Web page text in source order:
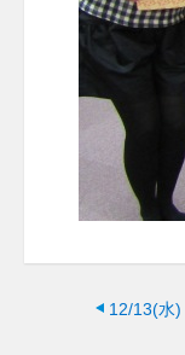
12/13(水)